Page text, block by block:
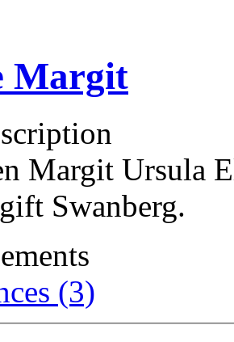
Margit
Margit Ursula
Swanberg.
(3)